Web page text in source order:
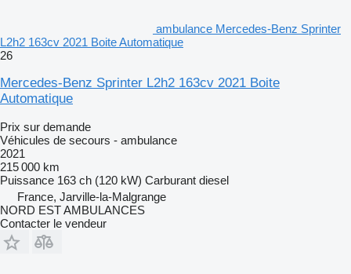
ambulance Mercedes-Benz Sprinter
L2h2 163cv 2021 Boite Automatique
26
Mercedes-Benz Sprinter L2h2 163cv 2021 Boite
Automatique
Prix sur demande
Véhicules de secours - ambulance
2021
215 000 km
Puissance 163 ch (120 kW) Carburant diesel
France, Jarville-la-Malgrange
NORD EST AMBULANCES
Contacter le vendeur